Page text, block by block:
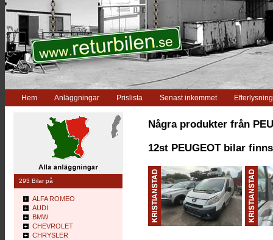
Hem Anläggningar Prislista Senast inkommet Efterlysning
Några produkter från
12st PEUGEOT bilar
293 Bilar på
ALFA ROMEO
AUDI
BMW
CHEVROLET
CHRYSLER